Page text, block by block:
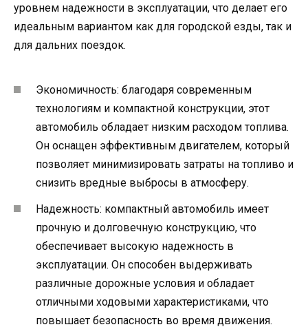
уровнем надежности в эксплуатации, что делает его
идеальным вариантом как для городской езды, так и
для дальних поездок.
Экономичность: благодаря современным
технологиям и компактной конструкции, этот
автомобиль обладает низким расходом топлива.
Он оснащен эффективным двигателем, который
позволяет минимизировать затраты на топливо и
снизить вредные выбросы в атмосферу.
Надежность: компактный автомобиль имеет
прочную и долговечную конструкцию, что
обеспечивает высокую надежность в
эксплуатации. Он способен выдерживать
различные дорожные условия и обладает
отличными ходовыми характеристиками, что
повышает безопасность во время движения.